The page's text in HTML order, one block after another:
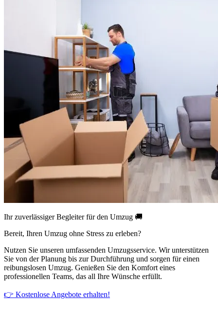
Ihr zuverlässiger Begleiter für den Umzug 🚚
Bereit, Ihren Umzug ohne Stress zu erleben?
Nutzen Sie unseren umfassenden Umzugsservice. Wir unterstützen
Sie von der Planung bis zur Durchführung und sorgen für einen
reibungslosen Umzug. Genießen Sie den Komfort eines
professionellen Teams, das all Ihre Wünsche erfüllt.
👉 Kostenlose Angebote erhalten!